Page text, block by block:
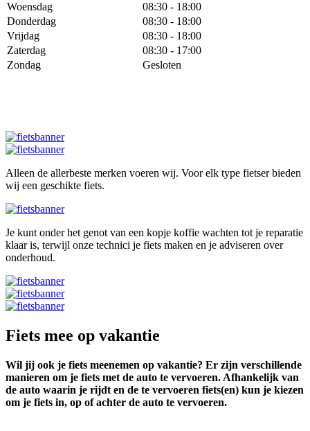
Woensdag
08:30 - 18:00
Donderdag
08:30 - 18:00
Vrijdag
08:30 - 18:00
Zaterdag
08:30 - 17:00
Zondag
Gesloten
Alleen de allerbeste merken voeren wij. Voor elk type fietser bieden
wij een geschikte fiets.
Je kunt onder het genot van een kopje koffie wachten tot je reparatie
klaar is, terwijl onze technici je fiets maken en je adviseren over
onderhoud.
Fiets mee op vakantie
Wil jij ook je fiets meenemen op vakantie? Er zijn verschillende
manieren om je fiets met de auto te vervoeren. Afhankelijk van
de auto waarin je rijdt en de te vervoeren fiets(en) kun je kiezen
om je fiets in, op of achter de auto te vervoeren.